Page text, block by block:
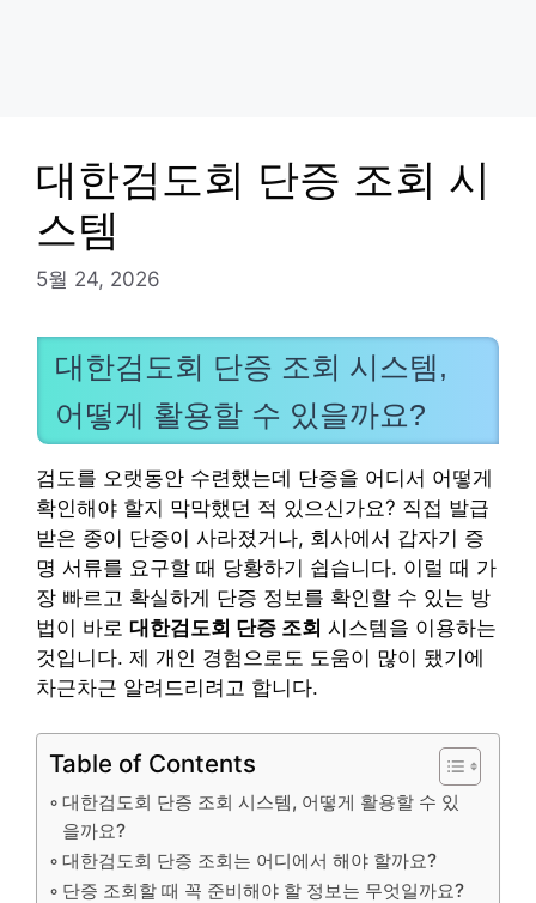
대한검도회 단증 조회 시
스템
5월 24, 2026
대한검도회 단증 조회 시스템,
어떻게 활용할 수 있을까요?
검도를 오랫동안 수련했는데 단증을 어디서 어떻게
확인해야 할지 막막했던 적 있으신가요? 직접 발급
받은 종이 단증이 사라졌거나, 회사에서 갑자기 증
명 서류를 요구할 때 당황하기 쉽습니다. 이럴 때 가
장 빠르고 확실하게 단증 정보를 확인할 수 있는 방
법이 바로 대한검도회 단증 조회 시스템을 이용하는
것입니다. 제 개인 경험으로도 도움이 많이 됐기에
차근차근 알려드리려고 합니다.
Table of Contents
대한검도회 단증 조회 시스템, 어떻게 활용할 수 있
을까요?
대한검도회 단증 조회는 어디에서 해야 할까요?
단증 조회할 때 꼭 준비해야 할 정보는 무엇일까요?